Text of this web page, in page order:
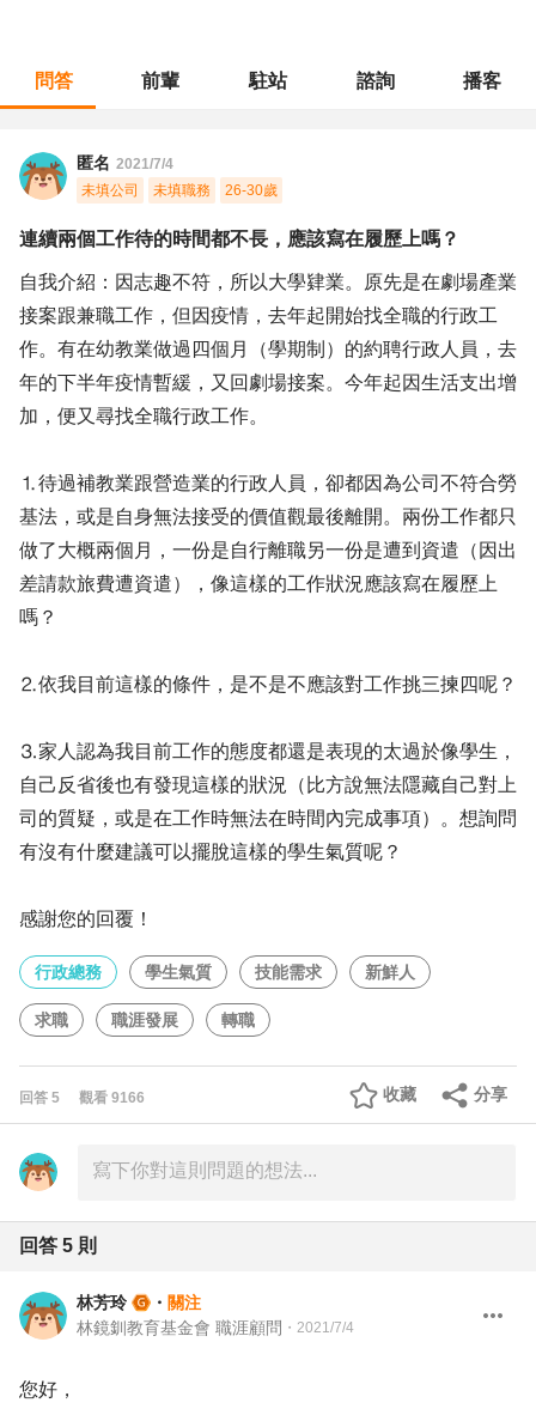
問答 前輩 駐站 諮詢 播客
匿名 2021/7/4
未填公司
未填職務 26-30歲
連續兩個工作待的時間都不長，應該寫在履歷上嗎？
自我介紹：因志趣不符，所以大學肄業。原先是在劇場產業
接案跟兼職工作，但因疫情，去年起開始找全職的行政工
作。有在幼教業做過四個月（學期制）的約聘行政人員，去
年的下半年疫情暫緩，又回劇場接案。今年起因生活支出增
加，便又尋找全職行政工作。
⒈待過補教業跟營造業的行政人員，卻都因為公司不符合勞
基法，或是自身無法接受的價值觀最後離開。兩份工作都只
做了大概兩個月，一份是自行離職另一份是遭到資遣（因出
差請款旅費遭資遣），像這樣的工作狀況應該寫在履歷上
嗎？
⒉依我目前這樣的條件，是不是不應該對工作挑三揀四呢？
⒊家人認為我目前工作的態度都還是表現的太過於像學生，
自己反省後也有發現這樣的狀況（比方說無法隱藏自己對上
司的質疑，或是在工作時無法在時間內完成事項）。想詢問
有沒有什麼建議可以擺脫這樣的學生氣質呢？
感謝您的回覆！
行政總務 學生氣質 技能需求 新鮮人
求職 職涯發展 轉職
回答 5 觀看 9166 分享
收藏
回答 5 則
林芳玲 ・ 關注
林鏡釧教育基金會 職涯顧問 ・ 2021/7/4
您好，